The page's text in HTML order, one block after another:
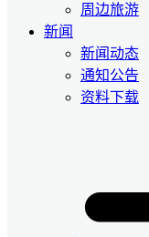
周边旅游
新闻
新闻动态
通知公告
资料下载